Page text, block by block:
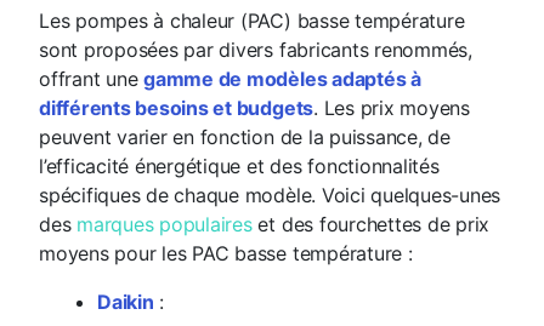
Les pompes à chaleur (PAC) basse température
sont proposées par divers fabricants renommés,
offrant unegamme de modèles adaptés à
différents besoins et budgets. Les prix moyens
peuvent varier en fonction de la puissance, de
l’efficacité énergétique et des fonctionnalités
spécifiques de chaque modèle. Voici quelques-unes
des marques populaireset des fourchettes de prix
moyens pour les PAC basse température :
Daikin :